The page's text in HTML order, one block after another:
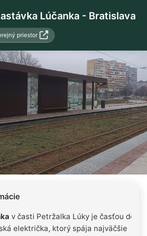
Lúčanka - Bratislava
priestor
v časti Petržalka Lúky je časťou
električka, ktorý spája najväčšie